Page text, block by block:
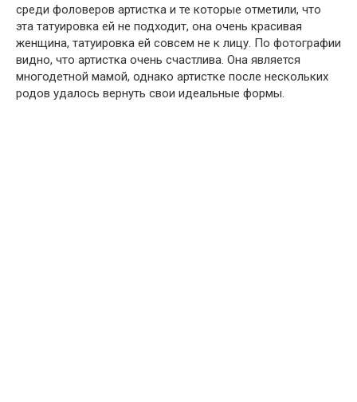
среди фоловеров артистка и те которые отметили, что
эта татуировка ей не подходит, она очень красивая
женщина, татуировка ей совсем не к лицу. По фотографии
видно, что артистка очень счастлива. Она является
многодетной мамой, однако артистке после нескольких
родов удалось вернуть свои идеальные формы.